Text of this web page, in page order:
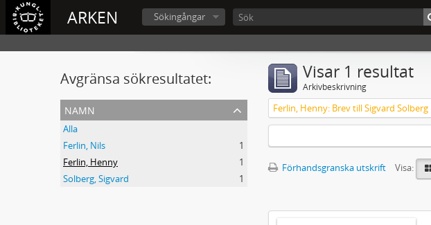
ARKEN Sökingångar
Avgränsa sökresultatet:
namn
Alla
Ferlin, Nils
1
Ferlin, Henny
1
Solberg, Sigvard
1
Visar 1 resultat
Arkivbeskrivning
Ferlin, Henny: Brev till Sigvard Solberg
Förhandsgranska utskrift
Visa: